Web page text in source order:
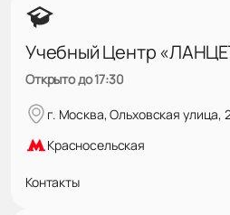
Учебный Центр
Открыто до 17:30
г. Москва, Ольховская улица,
Красносельская
Контакты